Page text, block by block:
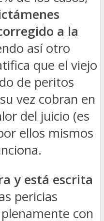
a la
así otro
que el viejo
de peritos
vez cobran en
del juicio (es
ellos mismos
y está escrita
pericias
con